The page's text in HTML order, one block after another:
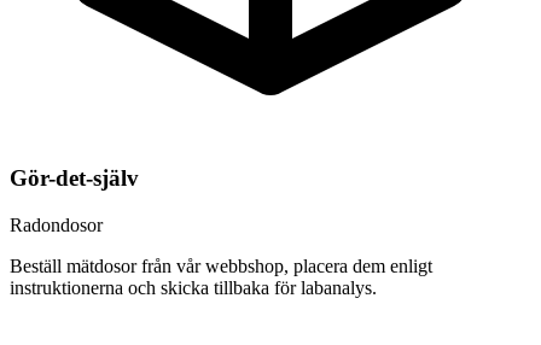
Gör-det-själv
Radondosor
Beställ mätdosor från vår webbshop, placera dem enligt
instruktionerna och skicka tillbaka för labanalys.